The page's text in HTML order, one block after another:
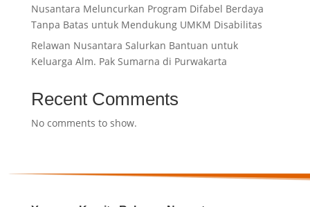
Nusantara Meluncurkan Program Difabel Berdaya
Tanpa Batas untuk Mendukung UMKM Disabilitas
Relawan Nusantara Salurkan Bantuan untuk
Keluarga Alm. Pak Sumarna di Purwakarta
Recent Comments
No comments to show.